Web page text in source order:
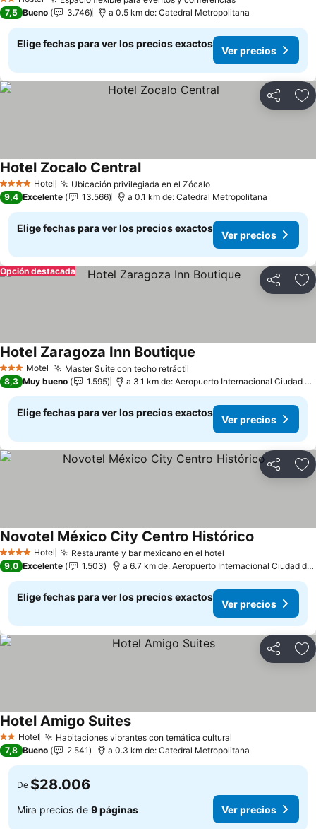
2 Estrellas
7,5 Bueno 3.746 a 0.5 km de: Catedral Metropolitana
Elige fechas para ver los precios exactos
Ver precios
Compartir
4 EstrellasHotel Ubicación privilegiada en el ZócaloVer precios
Hotel Zocalo CentralVer precios
9,4 Excelente 13.566 a 0.1 km de: Catedral Metropolitana
Elige fechas para ver los precios exactos
Ver precios
Compartir
Opción destacada
3 Estrellas
Motel Master Suite con techo retráctil
Hotel Zaragoza Inn Boutique
8,3 Muy bueno 1.595 a 3.1 km de: Aeropuerto Internacional Ciudad
Elige fechas para ver los precios exactos
Ver precios
Compartir
4 EstrellasHotel Restaurante y bar mexicano en el hotel
Novotel México City Centro Histórico
9,0 Excelente 1.503 a 6.7 km de: Aeropuerto Internacional Ciudad de
Elige fechas para ver los precios exactos
Ver precios
Compartir
2 Estrellas
Hotel Habitaciones vibrantes con temática cultural
Hotel Amigo SuitesVer precios
7,8 Bueno 2.541 a 0.3 km de: Catedral Metropolitana
De $28.006
Mira precios de 9 páginas Ver precios